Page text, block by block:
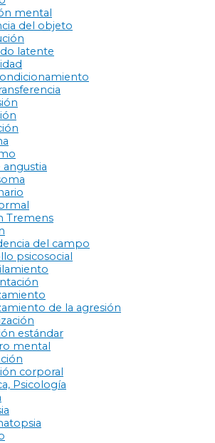
mental
del objeto
latente
angustia
Tremens
del campo
psicosocial
de la agresión
estándar
mental
corporal
Psicología